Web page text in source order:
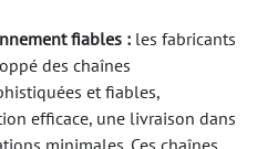
fiables : les fabricants
des chaînes
et fiables,
efficace, une livraison dans